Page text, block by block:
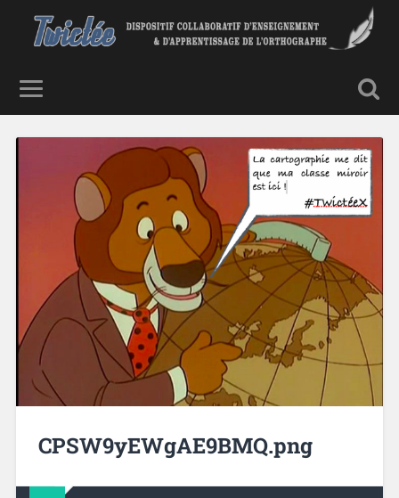
CPSW9yEWgAE9BMQ.png